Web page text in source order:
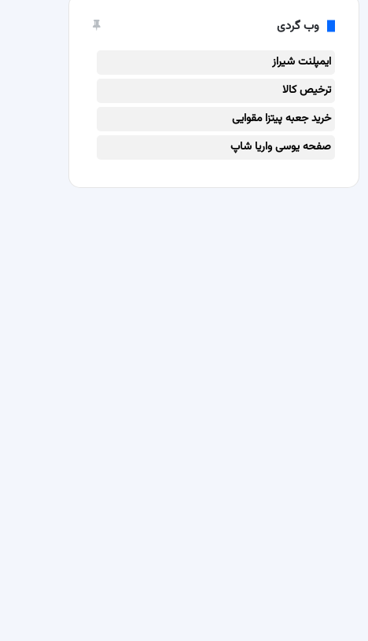
وب گردی
ایمپلنت شیراز
ترخیص کالا
خرید جعبه پیتزا مقوایی
صفحه یوسی واریا شاپ